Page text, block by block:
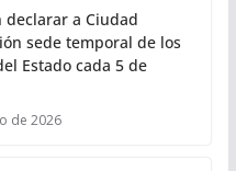
declarar a Ciudad
sede temporal de los
Estado cada 5 de
de 2026